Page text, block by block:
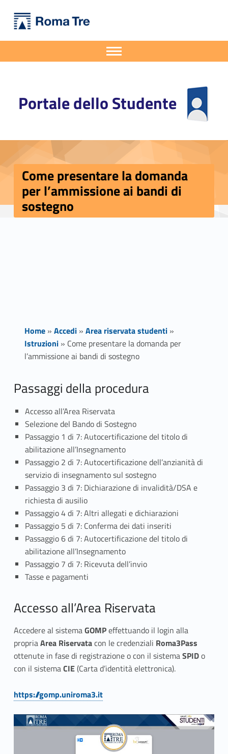
Come presentare la domanda per l’ammissione ai bandi di sostegno - Portale dello Studente
Portale dello Studente
Apri il menu secondario
Header info sidebar
Come presentare la domanda
per l’ammissione ai bandi di
sostegno
Home» Accedi» Area riservata studenti»
Istruzioni» Come presentare la domanda per
l’ammissione ai bandi di sostegno
C
o
m
r
e
s
n
a
r
e
l
a
d
Passaggi della procedura
Accesso all’Area Riservata
Selezione del Bando di Sostegno
Passaggio 1 di 7: Autocertificazione del titolo di
abilitazione all’Insegnamento
Passaggio 2 di 7: Autocertificazione dell’anzianità di
servizio di insegnamento sul sostegno
Passaggio 3 di 7: Dichiarazione di invalidità/DSA e
richiesta di ausilio
Passaggio 4 di 7: Altri allegati e dichiarazioni
Passaggio 5 di 7: Conferma dei dati inseriti
Passaggio 6 di 7: Autocertificazione del titolo di
abilitazione all’Insegnamento
Passaggio 7 di 7: Ricevuta dell’invio
Tasse e pagamenti
Accesso all’Area Riservata
Accedere al sistemaGOMPeffettuando il login alla
propriaArea Riservatacon le credenziali Roma3Pass
ottenute in fase di registrazione o con il sistemaSPIDo
con il sistemaCIE(Carta d’identità elettronica).
Link identifier #identifier__91805-1
https://gomp.uniroma3.it